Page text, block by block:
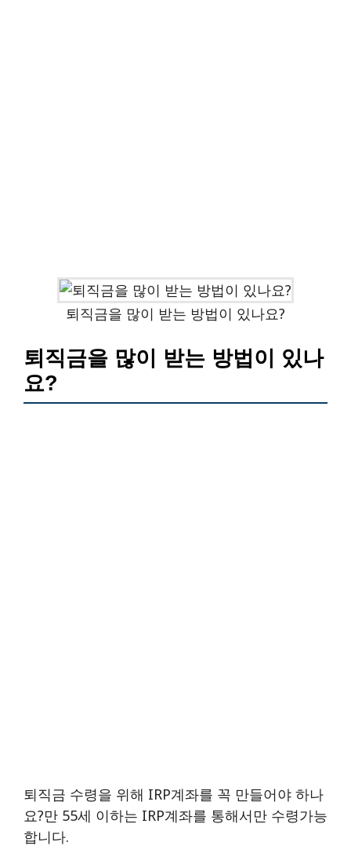
퇴직금을 많이 받는 방법이 있나요?
퇴직금을 많이 받는 방법이 있나
요?
퇴직금 수령을 위해 IRP계좌를 꼭 만들어야 하나
요?만 55세 이하는 IRP계좌를 통해서만 수령가능
합니다.